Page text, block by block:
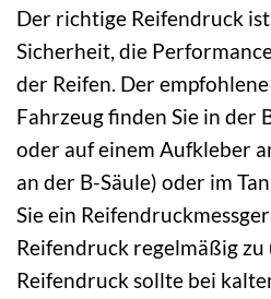
Der richtige Reifendruck
Sicherheit, die
der Reifen. Der
Fahrzeug finden Sie in der
oder auf einem Aufkleber
an der B-Säule) oder im
Sie ein
Reifendruck regelmäßig
Reifendruck sollte bei